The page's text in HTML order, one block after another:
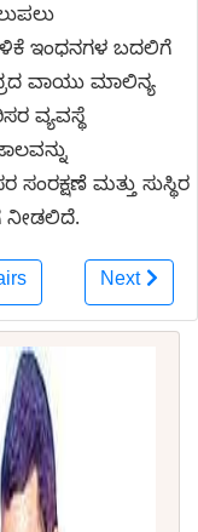
ಇಂಧನಗಳ ಬದಲಿಗೆ
ವಾಯು ಮಾಲಿನ್ಯ
ವ್ಯವಸ್ಥೆ
ಮತ್ತು ಸುಸ್ಥಿರ
ನೀಡಲಿದೆ.
Next